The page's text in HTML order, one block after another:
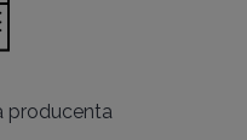
producenta